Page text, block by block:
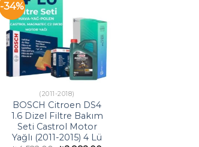
-34%
(2011-2018)
BOSCH Citroen DS4
1.6 Dizel Filtre Bakım
Seti Castrol Motor
Yağlı (2011-2015) 4 Lü